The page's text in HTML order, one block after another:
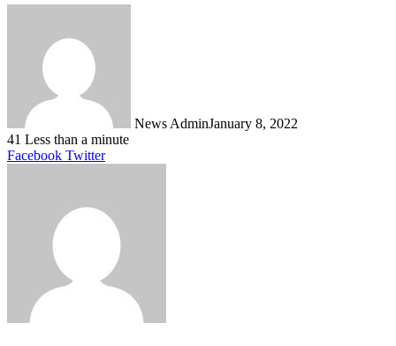
News AdminJanuary 8, 2022
41 Less than a minute
Facebook TwitterLinkedIn
Tumblr
Pinterest
Reddit
VKontakte
Share
Print